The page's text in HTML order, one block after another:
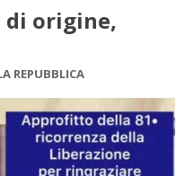
di origine,
REPUBBLICA